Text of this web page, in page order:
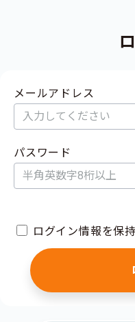
メールアドレス
パスワード
ログイン情報を保